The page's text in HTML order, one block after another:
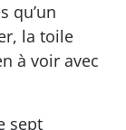
qu’un
la toile
à voir avec
sept